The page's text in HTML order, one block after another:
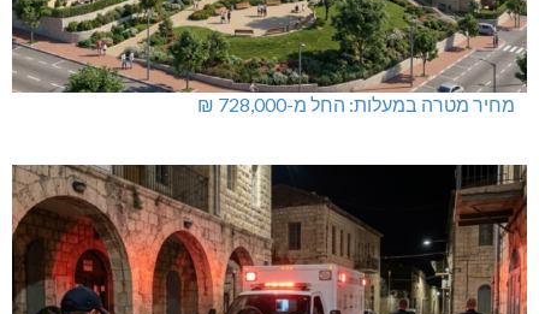
מחיר מטרה במעלות: החל מ-728,000 ₪